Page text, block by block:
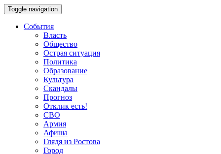
Toggle navigation
События
Власть
Общество
Острая ситуация
Политика
Образование
Культура
Скандалы
Прогноз
Отклик есть!
СВО
Армия
Афиша
Глядя из Ростова
Город